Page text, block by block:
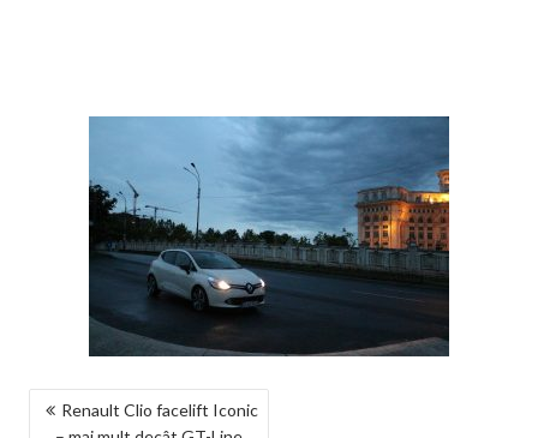
NAVIGARE
Renault Clio facelift Iconic